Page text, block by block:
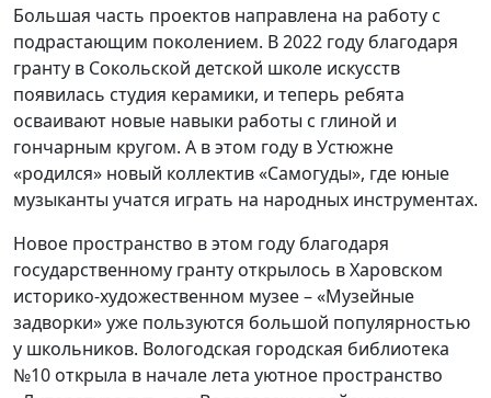
Большая часть проектов направлена на работу с
подрастающим поколением. В 2022 году благодаря
гранту в Сокольской детской школе искусств
появилась студия керамики, и теперь ребята
осваивают новые навыки работы с глиной и
гончарным кругом. А в этом году в Устюжне
«родился» новый коллектив «Самогуды», где юные
музыканты учатся играть на народных инструментах.
Новое пространство в этом году благодаря
государственному гранту открылось в Харовском
историко-художественном музее – «Музейные
задворки» уже пользуются большой популярностью
у школьников. Вологодская городская библиотека
№10 открыла в начале лета уютное пространство